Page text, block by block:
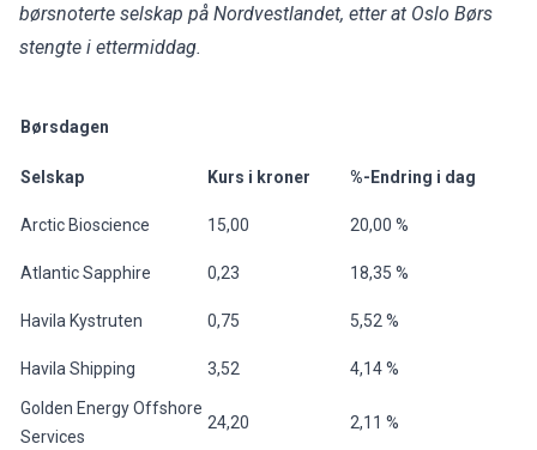
børsnoterte selskap på Nordvestlandet, etter at Oslo Børs
stengte i ettermiddag.
Børsdagen
Selskap Kurs i kroner %-Endring i dag
Arctic Bioscience 15,00 20,00 %
Atlantic Sapphire 0,23 18,35 %
Havila Kystruten 0,75 5,52 %
Havila Shipping 3,52 4,14 %
Golden Energy Offshore
Services
24,20 2,11 %